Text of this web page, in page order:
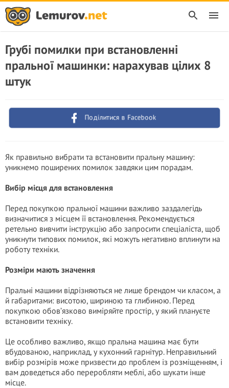
Грубі помилки при встановленні
пральної машинки: нарахував цілих 8
штук
Поділитися в Facebook
Як правильно вибрати та встановити пральну машину:
уникнемо поширених помилок завдяки цим порадам.
Вибір місця для встановлення
Перед покупкою пральної машини важливо заздалегідь
визначитися з місцем її встановлення. Рекомендується
ретельно вивчити інструкцію або запросити спеціаліста, щоб
уникнути типових помилок, які можуть негативно вплинути на
роботу техніки.
Розміри мають значення
Пральні машини відрізняються не лише брендом чи класом, а
й габаритами: висотою, шириною та глибиною. Перед
покупкою обов’язково виміряйте простір, у який плануєте
встановити техніку.
Це особливо важливо, якщо пральна машина має бути
вбудованою, наприклад, у кухонний гарнітур. Неправильний
вибір розмірів може призвести до проблем із розміщенням, і
вам доведеться або переробляти меблі, або шукати інше
місце.